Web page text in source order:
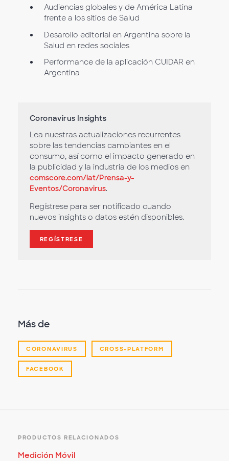
Audiencias globales y de América Latina
frente a los sitios de Salud
Desarollo editorial en Argentina sobre la
Salud en redes sociales
Performance de la aplicación CUIDAR en
Argentina
Coronavirus Insights
Lea nuestras actualizaciones recurrentes
sobre las tendencias cambiantes en el
consumo, así como el impacto generado en
la publicidad y la industria de los medios en
comscore.com/lat/Prensa-y-
Eventos/Coronavirus.
Regístrese para ser notificado cuando
nuevos insights o datos estén disponibles.
REGÍSTRESE
Más de
CORONAVIRUS CROSS-PLATFORM
FACEBOOK
PRODUCTOS RELACIONADOS
Medición Móvil